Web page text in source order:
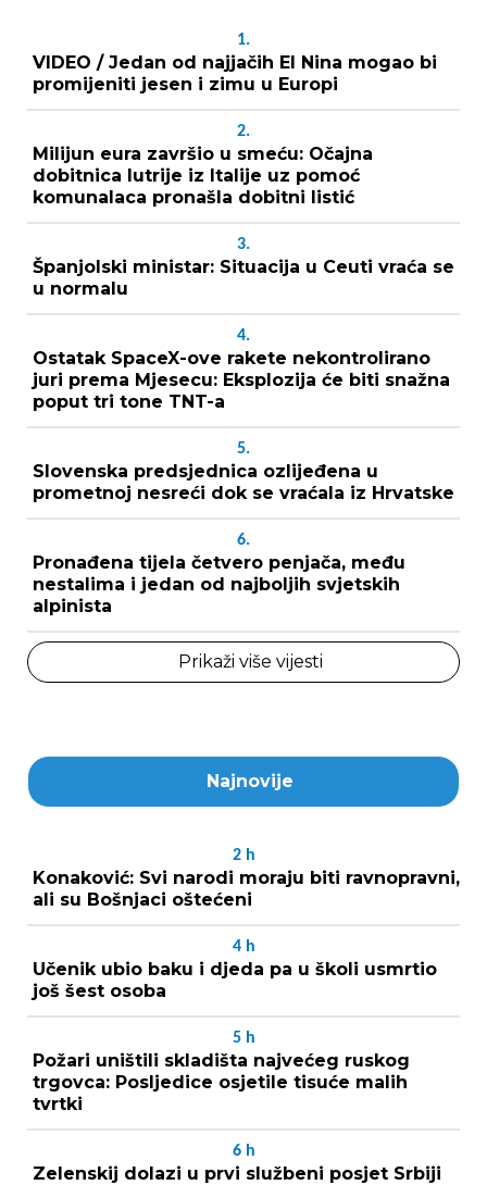
1.
VIDEO / Jedan od najjačih El Nina mogao bi
promijeniti jesen i zimu u Europi
2.
Milijun eura završio u smeću: Očajna
dobitnica lutrije iz Italije uz pomoć
komunalaca pronašla dobitni listić
3.
Španjolski ministar: Situacija u Ceuti vraća se
u normalu
4.
Ostatak SpaceX-ove rakete nekontrolirano
juri prema Mjesecu: Eksplozija će biti snažna
poput tri tone TNT-a
5.
Slovenska predsjednica ozlijeđena u
prometnoj nesreći dok se vraćala iz Hrvatske
6.
Pronađena tijela četvero penjača, među
nestalima i jedan od najboljih svjetskih
alpinista
Prikaži više vijesti
Najnovije
2 h
Konaković: Svi narodi moraju biti ravnopravni,
ali su Bošnjaci oštećeni
4 h
Učenik ubio baku i djeda pa u školi usmrtio
još šest osoba
5 h
Požari uništili skladišta najvećeg ruskog
trgovca: Posljedice osjetile tisuće malih
tvrtki
6 h
Zelenskij dolazi u prvi službeni posjet Srbiji